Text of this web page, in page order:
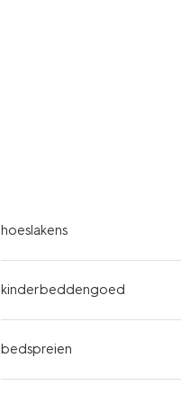
hoeslakens
kinderbeddengoed
bedspreien